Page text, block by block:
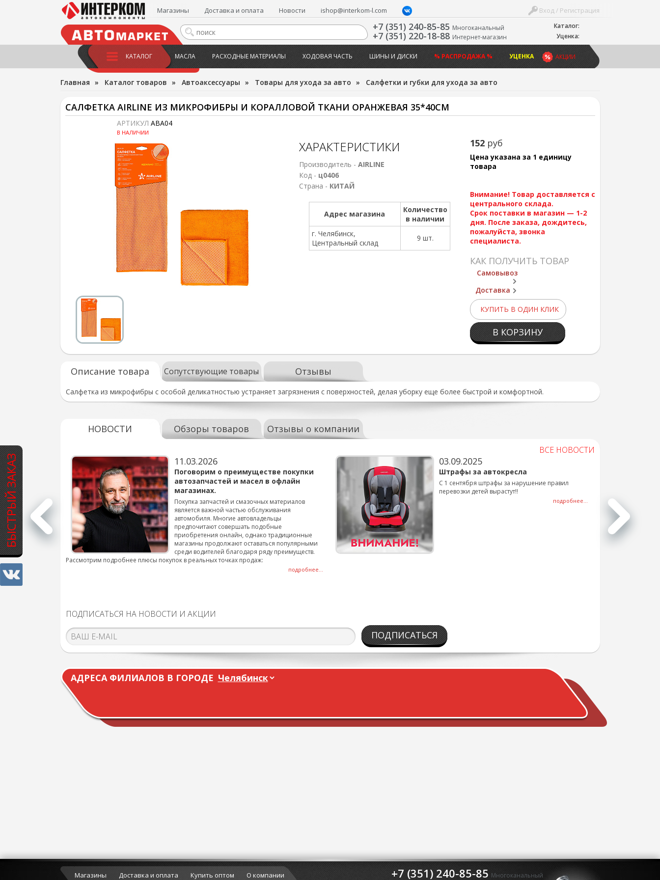
БЫСТРЫЙ ЗАКАЗ
Каталог:
Уценка:
Вход / Регистрация
Магазины Доставка и оплата Новости ishop@interkom-l.com
+7 (351) 240-85-85 Многоканальный
+7 (351) 220-18-88 Интернет-магазин
АКЦИИ
КАТАЛОГ МАСЛА РАСХОДНЫЕ МАТЕРИАЛЫ ХОДОВАЯ ЧАСТЬ ШИНЫ И ДИСКИ % РАСПРОДАЖА % УЦЕНКА
Главная » Каталог товаров » Автоаксессуары » Товары для ухода за авто » Салфетки и губки для ухода за авто
САЛФЕТКА AIRLINE ИЗ МИКРОФИБРЫ И КОРАЛЛОВОЙ ТКАНИ ОРАНЖЕВАЯ 35*40СМ
АРТИКУЛ ABA04
В НАЛИЧИИ
152 руб
Цена указана за 1 единицу
товара
Внимание! Товар доставляется с
центрального склада.
Срок поставки в магазин — 1-2
дня. После заказа, дождитесь,
пожалуйста, звонка
специалиста.
КАК ПОЛУЧИТЬ ТОВАР
Самовывоз
Доставка
КУПИТЬ В ОДИН КЛИК
В КОРЗИНУ
ХАРАКТЕРИСТИКИ
Производитель - AIRLINE
Код - ц0406
Страна - КИТАЙ
Адрес магазина
Количество
в наличии
г. Челябинск,
Центральный склад
9 шт.
Описание товара Сопутствующие товары Отзывы
Салфетка из микрофибры с особой деликатностью устраняет загрязнения с поверхностей, делая уборку еще более быстрой и комфортной.
НОВОСТИ Обзоры товаров Отзывы о компании
ВСЕ НОВОСТИ
для
смены шин на
подробнее...
11.03.2026
Поговорим о преимуществе покупки
автозапчастей и масел в офлайн
магазинах.
Покупка запчастей и смазочных материалов
является важной частью обслуживания
автомобиля. Многие автовладельцы
предпочитают совершать подобные
приобретения онлайн, однако традиционные
магазины продолжают оставаться популярными
среди водителей благодаря ряду преимуществ.
Рассмотрим подробнее плюсы покупок в реальных точках продаж:
подробнее...
03.09.2025
Штрафы за автокресла
С 1 сентября штрафы за нарушение правил
перевозки детей вырастут!!
подробнее...
ПОДПИСАТЬСЯ НА НОВОСТИ И АКЦИИ
ПОДПИСАТЬСЯ
АДРЕСА ФИЛИАЛОВ В ГОРОДЕ
Магазины Доставка и оплата Купить оптом О компании +7 (351) 240-85-85 Многоканальный